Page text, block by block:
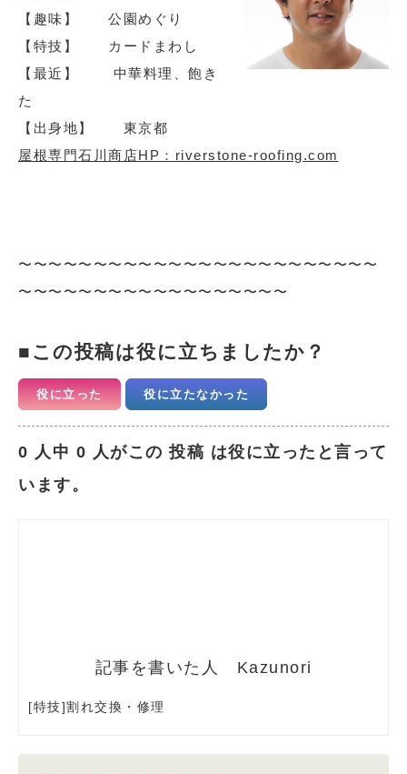
【趣味】 公園めぐり
【特技】 カードまわし
【最近】 中華料理、飽き
た
【出身地】 東京都
屋根専門石川商店HP：riverstone-roofing.com
〜〜〜〜〜〜〜〜〜〜〜〜〜〜〜〜〜〜〜〜〜〜〜〜
〜〜〜〜〜〜〜〜〜〜〜〜〜〜〜〜〜〜
この投稿は役に立ちましたか？
役に立った 役に立たなかった
0 人中 0 人がこの 投稿 は役に立ったと言って
います。
Kazunori
[特技]割れ交換・修理